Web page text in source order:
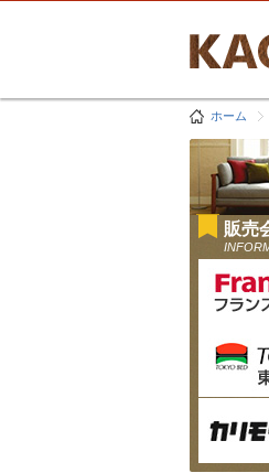
ホーム
販売